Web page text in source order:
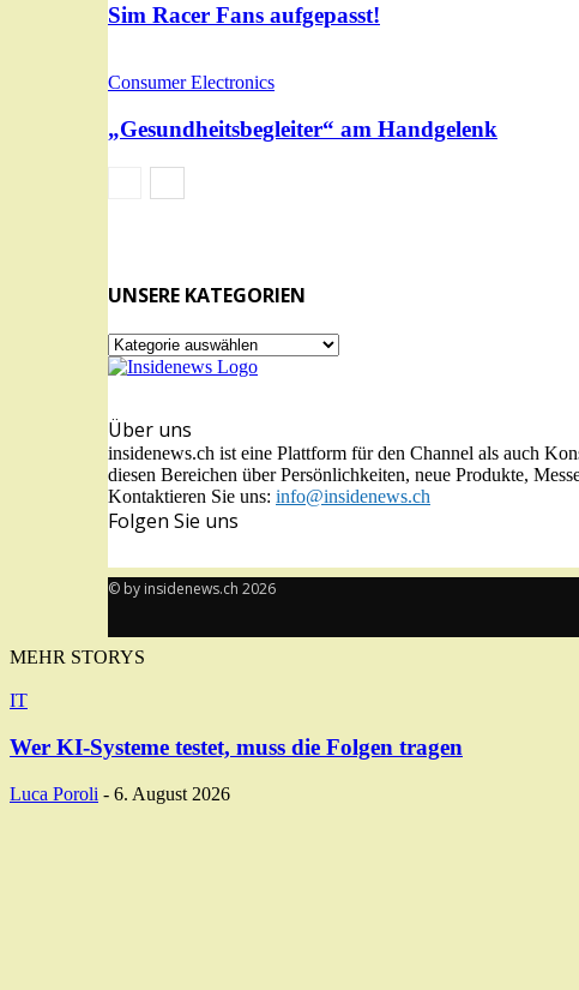
Sim Racer Fans aufgepasst!
Consumer Electronics
„Gesundheitsbegleiter“ am Handgelenk
UNSERE KATEGORIEN
UNSERE
KATEGORIEN
Über uns
insidenews.ch ist eine Plattform für den Channel als auch
diesen Bereichen über Persönlichkeiten, neue Produkte,
Kontaktieren Sie uns: info@insidenews.ch
Folgen Sie uns
© by insidenews.ch 2026
MEHR STORYS
IT
Wer KI-Systeme testet, muss die Folgen tragen
Luca Poroli - 6. August 2026